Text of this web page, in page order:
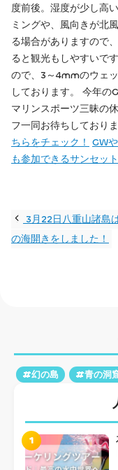
度前後。湿度が少し高
ミングや、風向きが北
る場合がありますので
ると観光もしやすいで
ので、3～4mmのウェ
しております。 今年の
マリンスポーツ三昧の
フ一同お待ちしており
ちらをチェック！ GW
も参加できるサンセッ
3月22日八重山諸島
の海開きをしました！
#幻の島 #青の洞
1